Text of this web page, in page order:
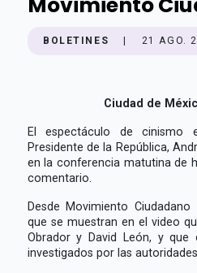
BOLETINES 21 AGO.
Ciudad de
El espectáculo de cinismo
Presidente de la República,
en la conferencia matutina de
comentario.
Desde Movimiento
que se muestran en el video
Obrador y David León, y que
investigados por las